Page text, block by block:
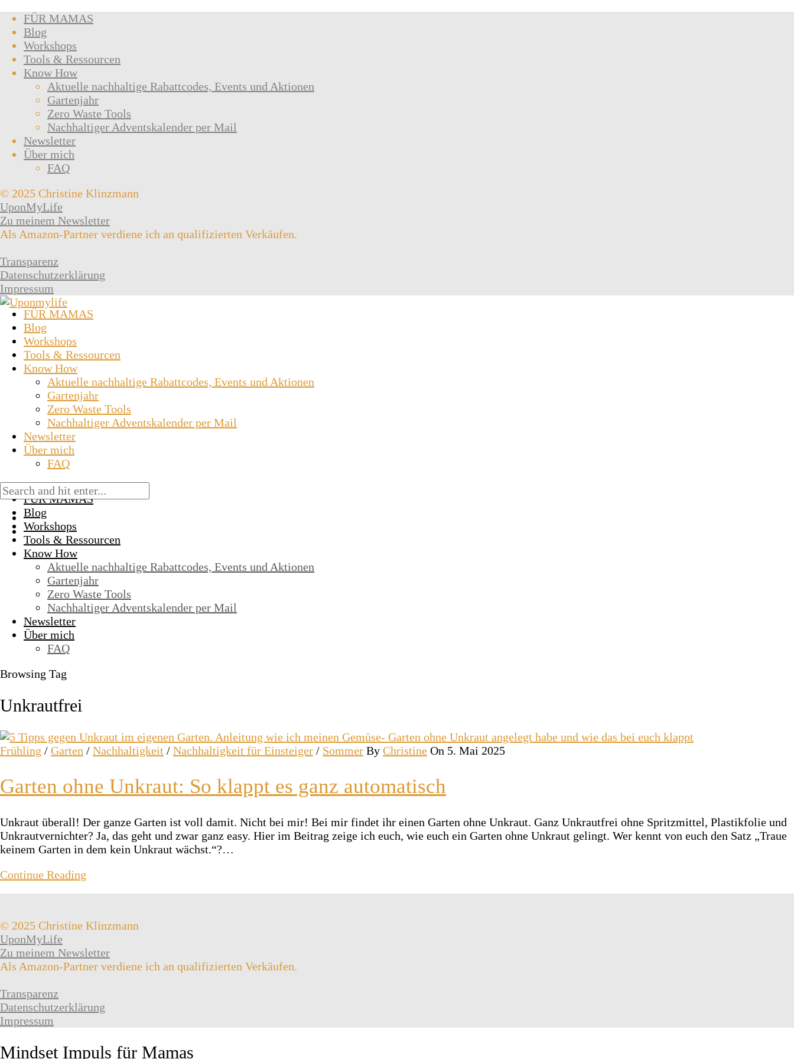
FÜR MAMAS
Blog
Workshops
Tools & Ressourcen
Know How
Aktuelle nachhaltige Rabattcodes, Events und Aktionen
Gartenjahr
Zero Waste Tools
Nachhaltiger Adventskalender per Mail
Newsletter
Über mich
FAQ
© 2025 Christine Klinzmann
UponMyLife
Zu meinem Newsletter
Als Amazon-Partner verdiene ich an qualifizierten Verkäufen.
Transparenz
Datenschutzerklärung
Impressum
FÜR MAMAS
Blog
Workshops
Tools & Ressourcen
Know How
Aktuelle nachhaltige Rabattcodes, Events und Aktionen
Gartenjahr
Zero Waste Tools
Nachhaltiger Adventskalender per Mail
Newsletter
Über mich
FAQ
FÜR MAMAS
Blog
Workshops
Tools & Ressourcen
Know How
Aktuelle nachhaltige Rabattcodes, Events und Aktionen
Gartenjahr
Zero Waste Tools
Nachhaltiger Adventskalender per Mail
Newsletter
Über mich
FAQ
Browsing Tag
Unkrautfrei
Frühling / Garten / Nachhaltigkeit / Nachhaltigkeit für Einsteiger / Sommer By Christine On 5. Mai 2025
Garten ohne Unkraut: So klappt es ganz automatisch
Unkraut überall! Der ganze Garten ist voll damit. Nicht bei mir! Bei mir findet ihr einen Garten ohne Unkraut. Ganz Unkrautfrei ohne Spritzmittel, Plastikfolie und
Unkrautvernichter? Ja, das geht und zwar ganz easy. Hier im Beitrag zeige ich euch, wie euch ein Garten ohne Unkraut gelingt. Wer kennt von euch den Satz „Traue
keinem Garten in dem kein Unkraut wächst.“?…
Continue Reading
© 2025 Christine Klinzmann
UponMyLife
Zu meinem Newsletter
Als Amazon-Partner verdiene ich an qualifizierten Verkäufen.
Transparenz
Datenschutzerklärung
Impressum
Mindset Impuls für Mamas